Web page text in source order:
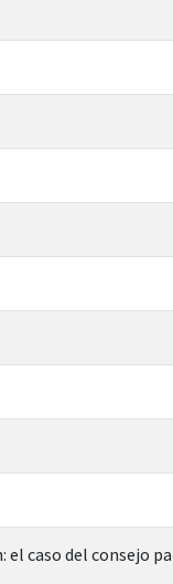
caso del consejo